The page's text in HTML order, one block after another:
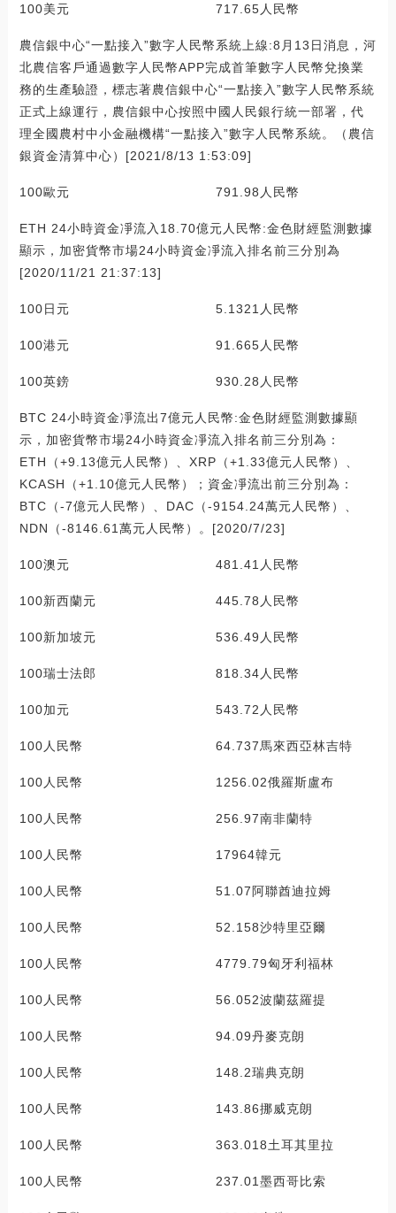
100美元 717.65人民幣
農信銀中心“一點接入”數字人民幣系統上線:8月13日消息，河
北農信客戶通過數字人民幣APP完成首筆數字人民幣兌換業
務的生產驗證，標志著農信銀中心“一點接入”數字人民幣系統
正式上線運行，農信銀中心按照中國人民銀行統一部署，代
理全國農村中小金融機構“一點接入”數字人民幣系統。（農信
銀資金清算中心）[2021/8/13 1:53:09]
100歐元 791.98人民幣
ETH 24小時資金凈流入18.70億元人民幣:金色財經監測數據
顯示，加密貨幣市場24小時資金凈流入排名前三分別為
[2020/11/21 21:37:13]
100日元 5.1321人民幣
100港元 91.665人民幣
100英鎊 930.28人民幣
BTC 24小時資金凈流出7億元人民幣:金色財經監測數據顯
示，加密貨幣市場24小時資金凈流入排名前三分別為：
ETH（+9.13億元人民幣）、XRP（+1.33億元人民幣）、
KCASH（+1.10億元人民幣）；資金凈流出前三分別為：
BTC（-7億元人民幣）、DAC（-9154.24萬元人民幣）、
NDN（-8146.61萬元人民幣）。[2020/7/23]
100澳元 481.41人民幣
100新西蘭元 445.78人民幣
100新加坡元 536.49人民幣
100瑞士法郎 818.34人民幣
100加元 543.72人民幣
100人民幣 64.737馬來西亞林吉特
100人民幣 1256.02俄羅斯盧布
100人民幣 256.97南非蘭特
100人民幣 17964韓元
100人民幣 51.07阿聯酋迪拉姆
100人民幣 52.158沙特里亞爾
100人民幣 4779.79匈牙利福林
100人民幣 56.052波蘭茲羅提
100人民幣 94.09丹麥克朗
100人民幣 148.2瑞典克朗
100人民幣 143.86挪威克朗
100人民幣 363.018土耳其里拉
100人民幣 237.01墨西哥比索